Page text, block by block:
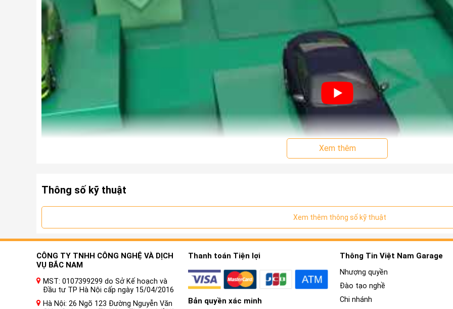
Dán Decal Wrap Film Đổi Màu Ô tô Z&O
là quá trình sử dụng một loại phim dán đặc biệt để thay đổi màu sắc của xe ô
nghiệp dán decal, cung cấp các sản phẩm chất lượng cao và đa dạng về màu sắc.
Xem thêm
Thông số kỹ thuật
Xem thêm thông số kỹ thuật
CÔNG TY TNHH CÔNG NGHỆ VÀ DỊCH
VỤ BẮC NAM
MST: 0107399299 do Sở Kế hoạch và
Đầu tư TP Hà Nội cấp ngày 15/04/2016
Hà Nội: 26 Ngõ 123 Đường Nguyễn Văn
Thanh toán Tiện lợi
Bản quyền xác minh
Thông Tin Việt Nam Garage
Nhượng quyền
Đào tạo nghề
Chi nhánh